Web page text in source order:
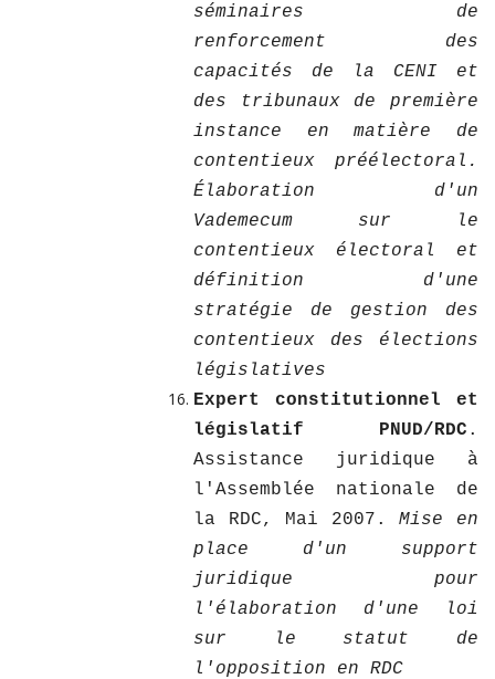
séminaires de
renforcement des
capacités de la CENI et
des tribunaux de première
instance en matière de
contentieux préélectoral.
Élaboration d'un
Vademecum sur le
contentieux électoral et
définition d'une
stratégie de gestion des
contentieux des élections
législatives
Expert constitutionnel et
législatif PNUD/RDC .
Assistance juridique à
l'Assemblée nationale de
la RDC, Mai 2007.Mise en
place d'un support
juridique pour
l'élaboration d'une loi
sur le statut de
l'opposition en RDC